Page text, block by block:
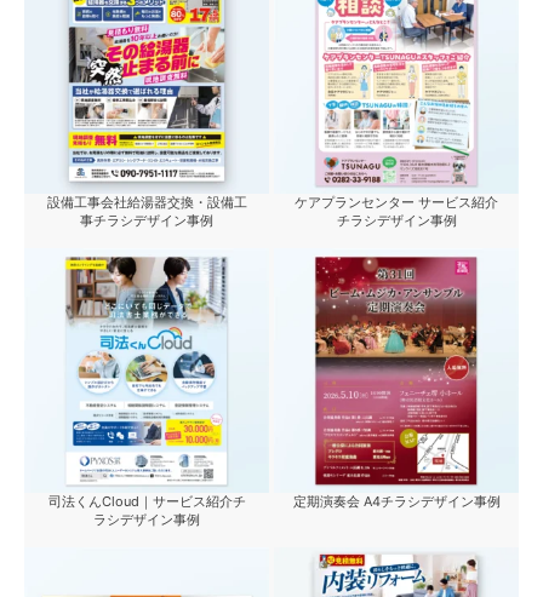
設備工事会社給湯器交換・設備工
事チラシデザイン事例
ケアプランセンター サービス紹介
チラシデザイン事例
司法くんCloud｜サービス紹介チ
ラシデザイン事例
定期演奏会 A4チラシデザイン事例